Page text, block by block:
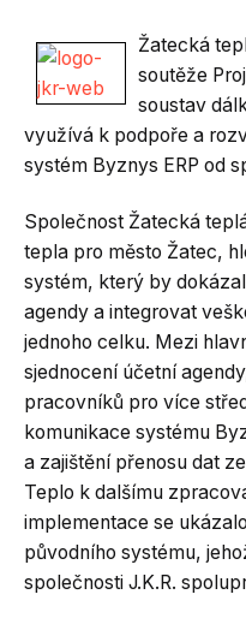
Žatecká
soutěže
soustav
využívá k podpoře a
systém Byznys ERP od
Společnost Žatecká
tepla pro město Žatec,
systém, který by
agendy a integrovat
jednoho celku. Mezi
sjednocení účetní
pracovníků pro více
komunikace systému
a zajištění přenosu dat
Teplo k dalšímu
implementace se
původního systému,
společnosti J.K.R.